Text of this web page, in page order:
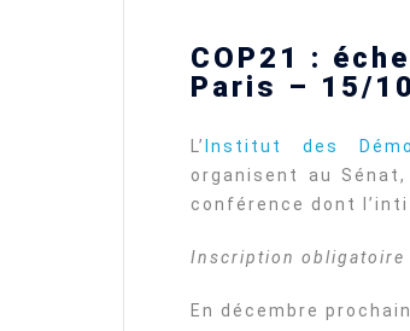
COP21 :
Paris – 15/10
L’ Institut des
organisent au
conférence dont
Inscription obligatoire
En décembre